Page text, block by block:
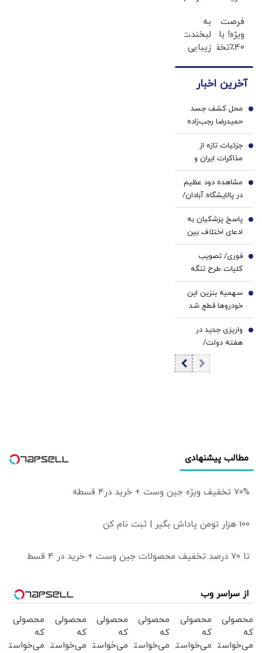
دندان
پزشکی
با پک
خانگی
لمینت
سفید
میکنه
فرصت
ویژه! با
40٪تخفیف
کامپوزیت
کن
به
لبخندت
زیبایی
ژل
دندان
با40%تخفیف)
آخرین اخبار
محل کشف جسد
حمیدرضا رجب‌زاده
اعلام شد
1
جزئیات تازه از
مذاکرات ایران و
عمان به روایت
نماینده مجلس/ به
صراحت به طرف
عمانی گفته‌ایم
که...
2
مشاهده دود عظیم
در پالایشگاه آبادان/
ماجرا چه بود؟
3
پاسخ پزشکیان به
ادعای اختلاف بین
سران کشور در
خصوص
تفاهم‌نامه/ رهبری
نگفته‌اند نظر مرا رد
یا تأیید کن، نظر
خودم را خواسته‌اند
4
فوری/ تصویب
کلیات طرح تنگه
هرمز در کمیسیون
امنیت ملی
5
سهمیه بنزین این
خودروها قطع شد
6
واریزی جدید در
هفته دولت/
سهامداران عدالت
7
مطالب پیشنهادی
70% تخفیف ویژه جین وست + خرید در4 قسطه
100 هزار تومن پاداش بگیر | ثبت نام کن
تا 70 درصد تخفیف محصولات جین وست + خرید در 4 قسط
از سراسر وب
محصولی
که
می‌خواستی
محصولی
که
می‌خواستی
محصولی
که
می‌خواستی
محصولی
که
می‌خواستی
محصولی
که
می‌خواستی
محصولی
که
می‌خواستی